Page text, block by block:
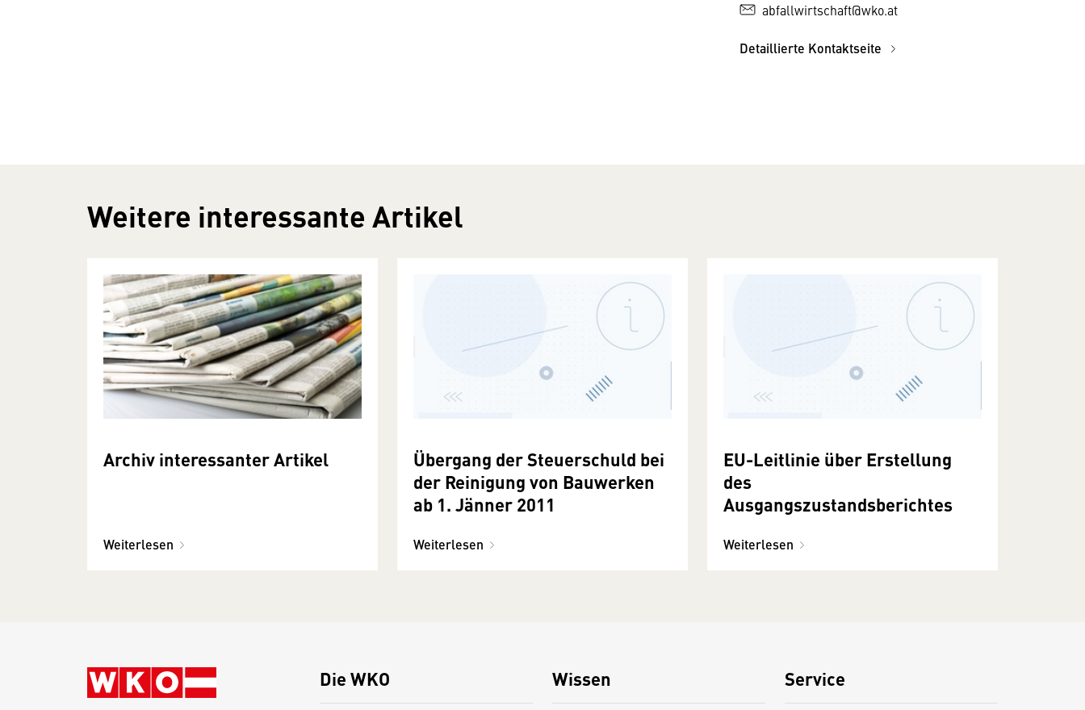
abfallwirtschaft@wko.at
Detaillierte Kontaktseite
Weitere interessante Artikel
Archiv interessanter Artikel
Weiterlesen
Übergang der Steuerschuld bei
der Reinigung von Bauwerken
ab 1. Jänner 2011
Weiterlesen
EU-Leitlinie über Erstellung
des
Ausgangszustandsberichtes
Weiterlesen
Die WKO Wissen
Service